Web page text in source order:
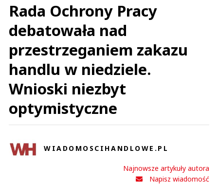
Rada Ochrony Pracy
debatowała nad
przestrzeganiem zakazu
handlu w niedziele.
Wnioski niezbyt
optymistyczne
WIADOMOSCIHANDLOWE.PL
Najnowsze artykuły autora
Napisz wiadomość